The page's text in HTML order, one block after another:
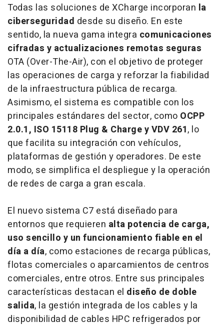
Todas las soluciones de XCharge incorporan la
ciberseguridad desde su diseño. En este
sentido, la nueva gama integra comunicaciones
cifradas y actualizaciones remotas seguras
OTA (Over-The-Air), con el objetivo de proteger
las operaciones de carga y reforzar la fiabilidad
de la infraestructura pública de recarga.
Asimismo, el sistema es compatible con los
principales estándares del sector, como OCPP
2.0.1, ISO 15118 Plug & Charge y VDV 261, lo
que facilita su integración con vehículos,
plataformas de gestión y operadores. De este
modo, se simplifica el despliegue y la operación
de redes de carga a gran escala.
El nuevo sistema C7 está diseñado para
entornos que requieren alta potencia de carga,
uso sencillo y un funcionamiento fiable en el
día a día, como estaciones de recarga públicas,
flotas comerciales o aparcamientos de centros
comerciales, entre otros. Entre sus principales
características destacan el diseño de doble
salida, la gestión integrada de los cables y la
disponibilidad de cables HPC refrigerados por